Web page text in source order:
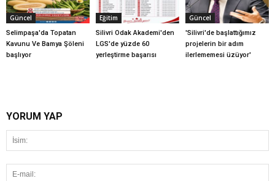
Güncel
Selimpaşa'da Topatan
Kavunu Ve Bamya Şöleni
başlıyor
Eğitim
Silivri Odak Akademi'den
LGS'de yüzde 60
yerleştirme başarısı
Güncel
'Silivri'de başlattığımız
projelerin bir adım
ilerlememesi üzüyor'
YORUM YAP